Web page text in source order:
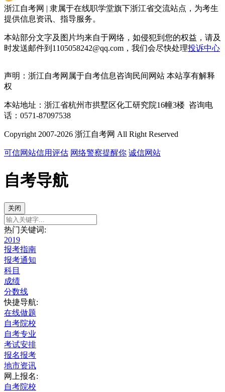
浙江自考网 | 隶属于在线职学堂旗下浙江省交流站点，为考生
提供信息资讯、指导服务。
本站部分文字及图片均来自于网络，如侵犯到您的权益，请及
时发送邮件到1105058242@qq.com，我们会尽快处理投诉中心
声明：浙江自考网属于自考信息咨询民间网站 本站享有解释
权
本站地址：浙江省杭州市拱墅区化工研究院16幢3楼 咨询电
话：0571-87097538
Copyright 2007-2026 浙江自考网 All Right Reserved
可信网站信用评估 网络警察提醒你 诚信网站
自考导航
关闭
热门关键词:
2019
报考指南
报考通知
科目
成绩
分数线
快捷导航:
在线做题
自考院校
自考专业
考试安排
报名报考
地市资讯
网上报名:
自考院校